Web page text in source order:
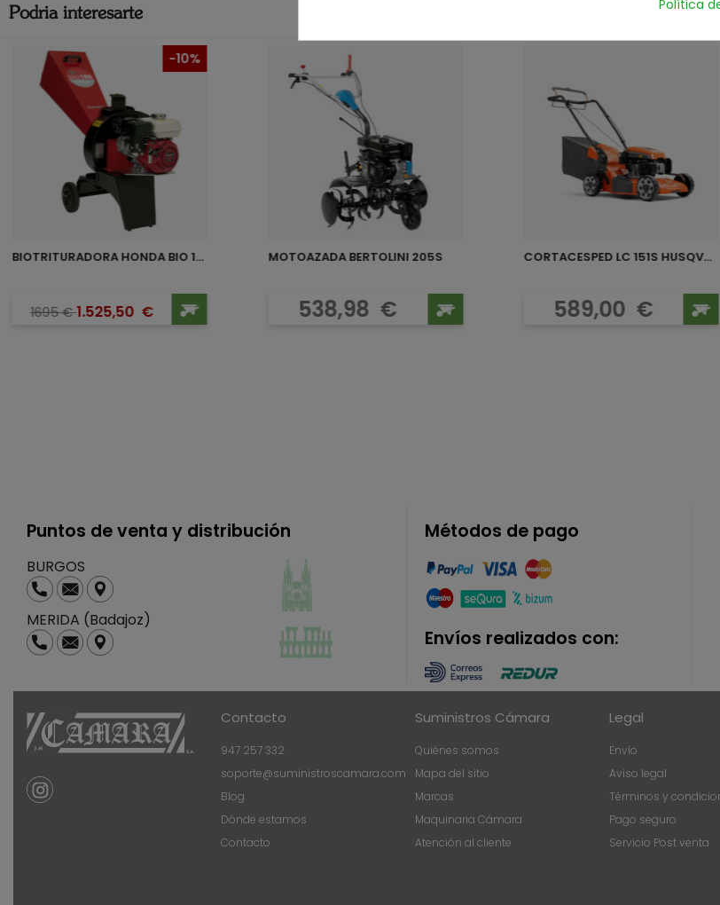
Podria interesarte
BIOTRITURADORA HONDA BIO 180
Precio base
1695€Precio
1.525,50 €
-10%
MOTOAZADA BERTOLINI 205S
Precio
538,98 €
CORTACESPED LC 151S HUSQVARNA
Precio
589,00 €
Puntos de venta y distribución
BURGOS
MERIDA (Badajoz)
Métodos de pago
Envíos realizados con:
Contacto
947 257 332
soporte@suministroscamara.com
Blog
Dónde estamos
Contacto
Suministros Cámara
Quiénes somos
Mapa del sitio
Marcas
Maquinaria Cámara
Atención al cliente
Legal
Envío
Aviso legal
Términos y
Pago seguro
Servicio Post venta
Política